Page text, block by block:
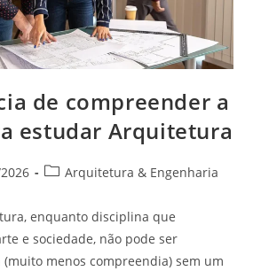
de compreender a
estudar Arquitetura
Arquitetura & Engenharia
enquanto disciplina que
e sociedade, não pode ser
menos compreendia) sem um